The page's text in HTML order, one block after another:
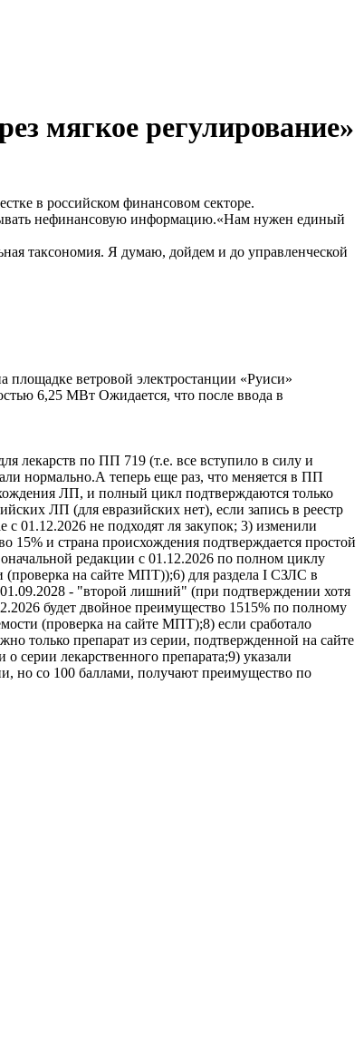
мягкое регулирование»
в российском финансовом секторе.
нефинансовую информацию.«Нам нужен единый
таксономия. Я думаю, дойдем и до управленческой
площадке ветровой электростанции «Руиси»
6,25 МВт Ожидается, что после ввода в
лекарств по ПП 719 (т.е. все вступило в силу и
нормально.А теперь еще раз, что меняется в ПП
ЛП, и полный цикл подтверждаются только
ЛП (для евразийских нет), если запись в реестр
01.12.2026 не подходят ля закупок; 3) изменили
15% и страна происхождения подтверждается простой
редакции с 01.12.2026 по полном циклу
на сайте МПТ));6) для раздела I СЗЛС в
- "второй лишний" (при подтверждении хотя
будет двойное преимущество 1515% по полному
(проверка на сайте МПТ);8) если сработало
только препарат из серии, подтвержденной на сайте
лекарственного препарата;9) указали
но со 100 баллами, получают преимущество по